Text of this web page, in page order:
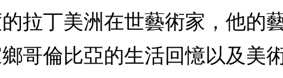
拉丁美洲在世藝術家，他的
哥倫比亞的生活回憶以及美